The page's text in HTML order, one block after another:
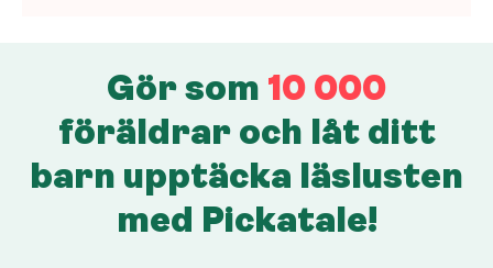
Gör som 10 000
föräldrar och låt ditt
barn upptäcka läslusten
med Pickatale!